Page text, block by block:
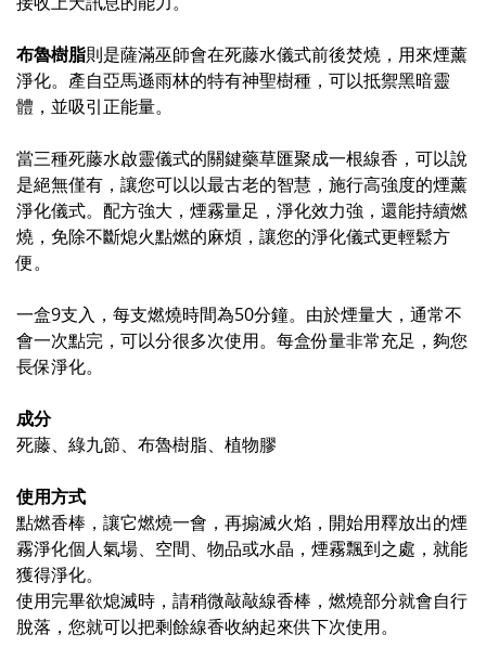
布魯樹脂則是薩滿巫師會在死藤水儀式前後焚燒，用來煙薰
淨化。 產自亞馬遜雨林的特有神聖樹種，可以抵禦黑暗靈
體，並吸引正能量。
當三種死藤水啟靈儀式的關鍵藥草匯聚成一根線香，可以說
是絕無僅有，讓您可以以最古老的智慧，施行高強度的煙薰
淨化儀式。配方強大，煙霧量足，淨化效力強，還能持續燃
燒，免除不斷熄火點燃的麻煩，讓您的淨化儀式更輕鬆方
便。
一盒9支入，每支燃燒時間為50分鐘。由於煙量大，通常不
會一次點完，可以分很多次使用。每盒份量非常充足，夠您
長保淨化。
成分
死藤、綠九節、布魯樹脂、植物膠
使用方式
點燃香棒，讓它燃燒一會，再搧滅火焰，開始用釋放出的煙
霧淨化個人氣場、空間、物品或水晶，煙霧飄到之處，就能
獲得淨化。
使用完畢欲熄滅時，請稍微敲敲線香棒，燃燒部分就會自行
脫落，您就可以把剩餘線香收納起來供下次使用。